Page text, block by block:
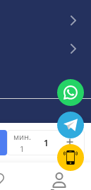
мин.
1
защищены